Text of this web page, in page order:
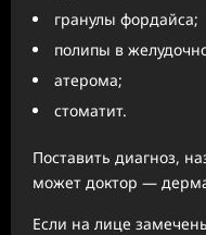
гранулы фордайса;
полипы в
атерома;
стоматит.
Поставить диагноз,
может доктор —
Если на лице